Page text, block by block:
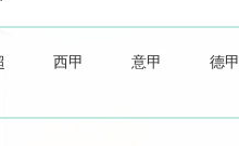
西甲 意甲 德甲